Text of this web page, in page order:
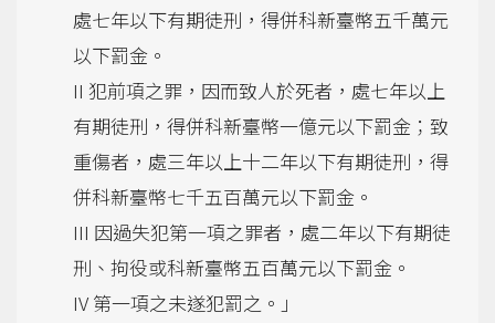
處七年以下有期徒刑，得併科新臺幣五千萬元
以下罰金。
II 犯前項之罪，因而致人於死者，處七年以上
有期徒刑，得併科新臺幣一億元以下罰金；致
重傷者，處三年以上十二年以下有期徒刑，得
併科新臺幣七千五百萬元以下罰金。
III 因過失犯第一項之罪者，處二年以下有期徒
刑、拘役或科新臺幣五百萬元以下罰金。
IV 第一項之未遂犯罰之。」